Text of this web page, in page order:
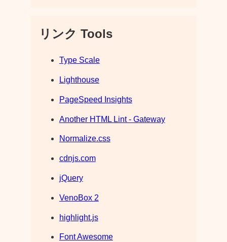
リンク Tools
Type Scale
Lighthouse
PageSpeed Insights
Another HTML Lint - Gateway
Normalize.css
cdnjs.com
jQuery
VenoBox 2
highlight.js
Font Awesome